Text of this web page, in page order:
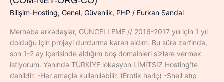
Bilişim-Hosting, Genel, Güvenlik, PHP / Furkan Sandal
Merhaba arkadaşlar, GÜNCELLEME // 2016-2017 yılı için 1 yıl
dolduğu için projeyi durdurma kararı aldım. Bu süre zarfında,
son 1-2 ay içerisinde aldığım boş domainleri sizlere vermek
istiyorum. Yanında TÜRKİYE lokasyon LİMİTSİZ Hosting’te
dahildir. -Her amaçla kullanılabilir. (Erotik hariç) -Shell atıp